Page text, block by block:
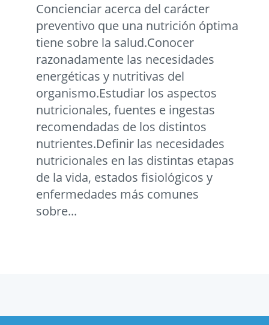
Concienciar acerca del carácter
preventivo que una nutrición óptima
tiene sobre la salud.Conocer
razonadamente las necesidades
energéticas y nutritivas del
organismo.Estudiar los aspectos
nutricionales, fuentes e ingestas
recomendadas de los distintos
nutrientes.Definir las necesidades
nutricionales en las distintas etapas
de la vida, estados fisiológicos y
enfermedades más comunes
sobre...